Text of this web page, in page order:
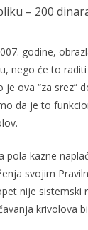
– 200
godine,
nego će to
ova “za srez”
da je to
pola kazne
svojim
nije sistemski
krivolova